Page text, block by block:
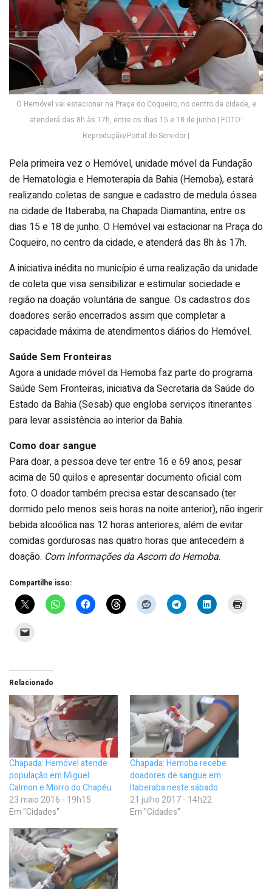
O Hemóvel vai estacionar na Praça do Coqueiro, no centro da cidade, e
atenderá das 8h às 17h, entre os dias 15 e 18 de junho | FOTO:
Reprodução/Portal do Servidor |
Pela primeira vez o Hemóvel, unidade móvel da Fundação
de Hematologia e Hemoterapia da Bahia (Hemoba), estará
realizando coletas de sangue e cadastro de medula óssea
na cidade de Itaberaba, na Chapada Diamantina, entre os
dias 15 e 18 de junho. O Hemóvel vai estacionar na Praça do
Coqueiro, no centro da cidade, e atenderá das 8h às 17h.
A iniciativa inédita no município é uma realização da unidade
de coleta que visa sensibilizar e estimular sociedade e
região na doação voluntária de sangue. Os cadastros dos
doadores serão encerrados assim que completar a
capacidade máxima de atendimentos diários do Hemóvel.
Saúde Sem Fronteiras
Agora a unidade móvel da Hemoba faz parte do programa
Saúde Sem Fronteiras, iniciativa da Secretaria da Saúde do
Estado da Bahia (Sesab) que engloba serviços itinerantes
para levar assistência ao interior da Bahia.
Como doar sangue
Para doar, a pessoa deve ter entre 16 e 69 anos, pesar
acima de 50 quilos e apresentar documento oficial com
foto. O doador também precisa estar descansado (ter
dormido pelo menos seis horas na noite anterior), não ingerir
bebida alcoólica nas 12 horas anteriores, além de evitar
comidas gordurosas nas quatro horas que antecedem a
doação. Com informações da Ascom do Hemoba.
Compartilhe isso:
Relacionado
Chapada: Hemóvel atende
população em Miguel
Calmon e Morro do Chapéu
23 maio 2016 - 19h15
Em "Cidades"
Chapada: Hemoba recebe
doadores de sangue em
Itaberaba neste sábado
21 julho 2017 - 14h22
Em "Cidades"